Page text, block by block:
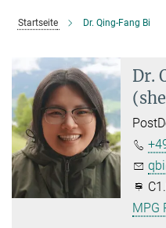
Startseite Dr. Qing-Fang Bi
Dr.
MPG